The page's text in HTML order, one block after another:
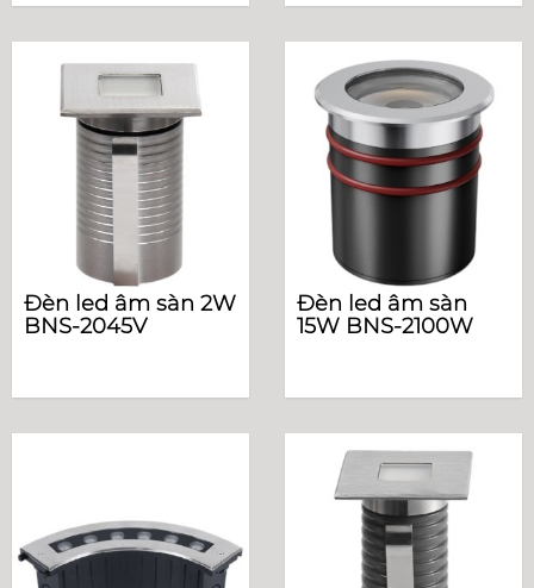
Đèn led âm sàn 2W
BNS-2045V
Đèn led âm sàn
15W BNS-2100W